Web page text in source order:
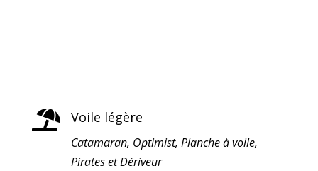
 Voile légère
Catamaran, Optimist, Planche à voile,
Pirates et Dériveur